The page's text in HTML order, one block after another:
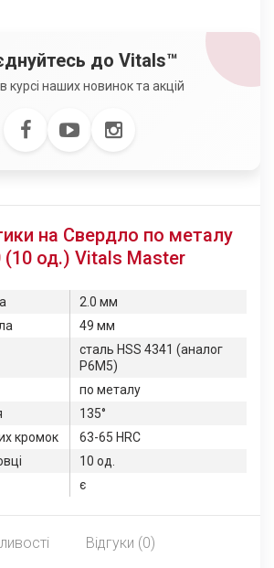
до Vitals™
курсі наших новинок та акцій
на Свердло по металу
(10 од.) Vitals Master
2.0 мм
49 мм
сталь HSS 4341 (аналог
Р6М5)
по металу
135°
кромок
63-65 HRC
10 од.
є
Відгуки (0)